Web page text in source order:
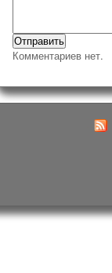
Комментариев нет.